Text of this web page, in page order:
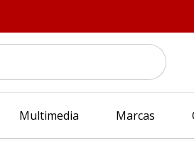
Multimedia Marcas